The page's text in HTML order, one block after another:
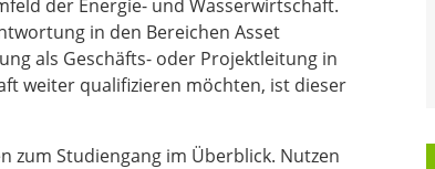
der Energie- und Wasserwirtschaft.
in den Bereichen Asset
als Geschäfts- oder Projektleitung in
weiter qualifizieren möchten, ist dieser
zum Studiengang im Überblick. Nutzen